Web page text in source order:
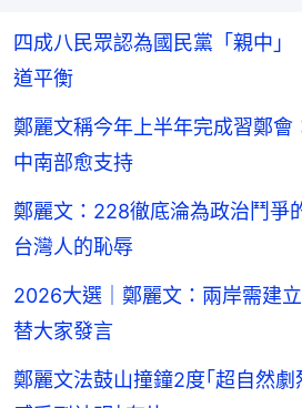
四成八民眾認為國民黨「親中
道平衡
鄭麗文稱今年上半年完成習鄭會
中南部愈支持
鄭麗文：228徹底淪為政治鬥爭
台灣人的恥辱
2026大選｜鄭麗文：兩岸需建
替大家發言
鄭麗文法鼓山撞鐘2度｢超自然